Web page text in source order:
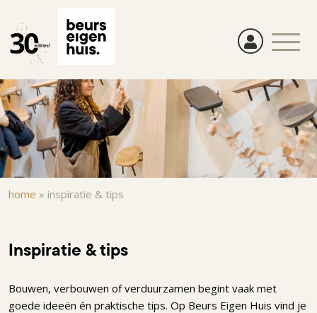
naar
de
gaan
Kruimelpad
home » inspiratie & tips
Inspiratie & tips
Bouwen, verbouwen of verduurzamen begint vaak met
goede ideeën én praktische tips. Op Beurs Eigen Huis vind je